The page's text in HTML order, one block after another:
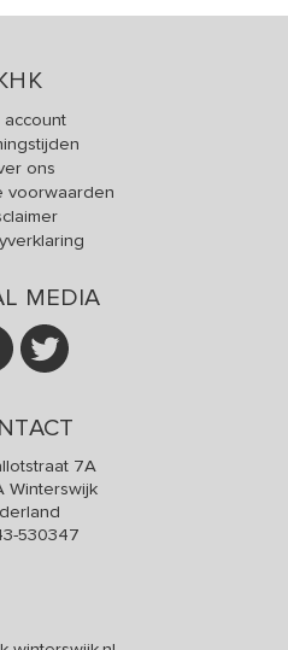
account
ons
voorwaarden
MEDIA
7A
Winterswijk
530347